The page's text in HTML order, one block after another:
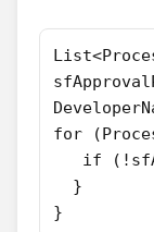
for
if
  }
}